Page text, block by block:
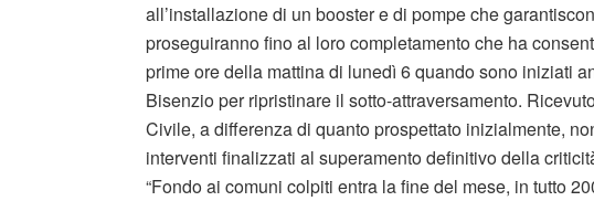
all’installazione di un booster e di pompe che
proseguiranno fino al loro completamento che ha
prime ore della mattina di lunedì 6 quando sono iniziati
Bisenzio per ripristinare il sotto-attraversamento.
Civile, a differenza di quanto prospettato inizialmente,
interventi finalizzati al superamento definitivo della
“Fondo ai comuni colpiti entra la fine del mese, in tutto